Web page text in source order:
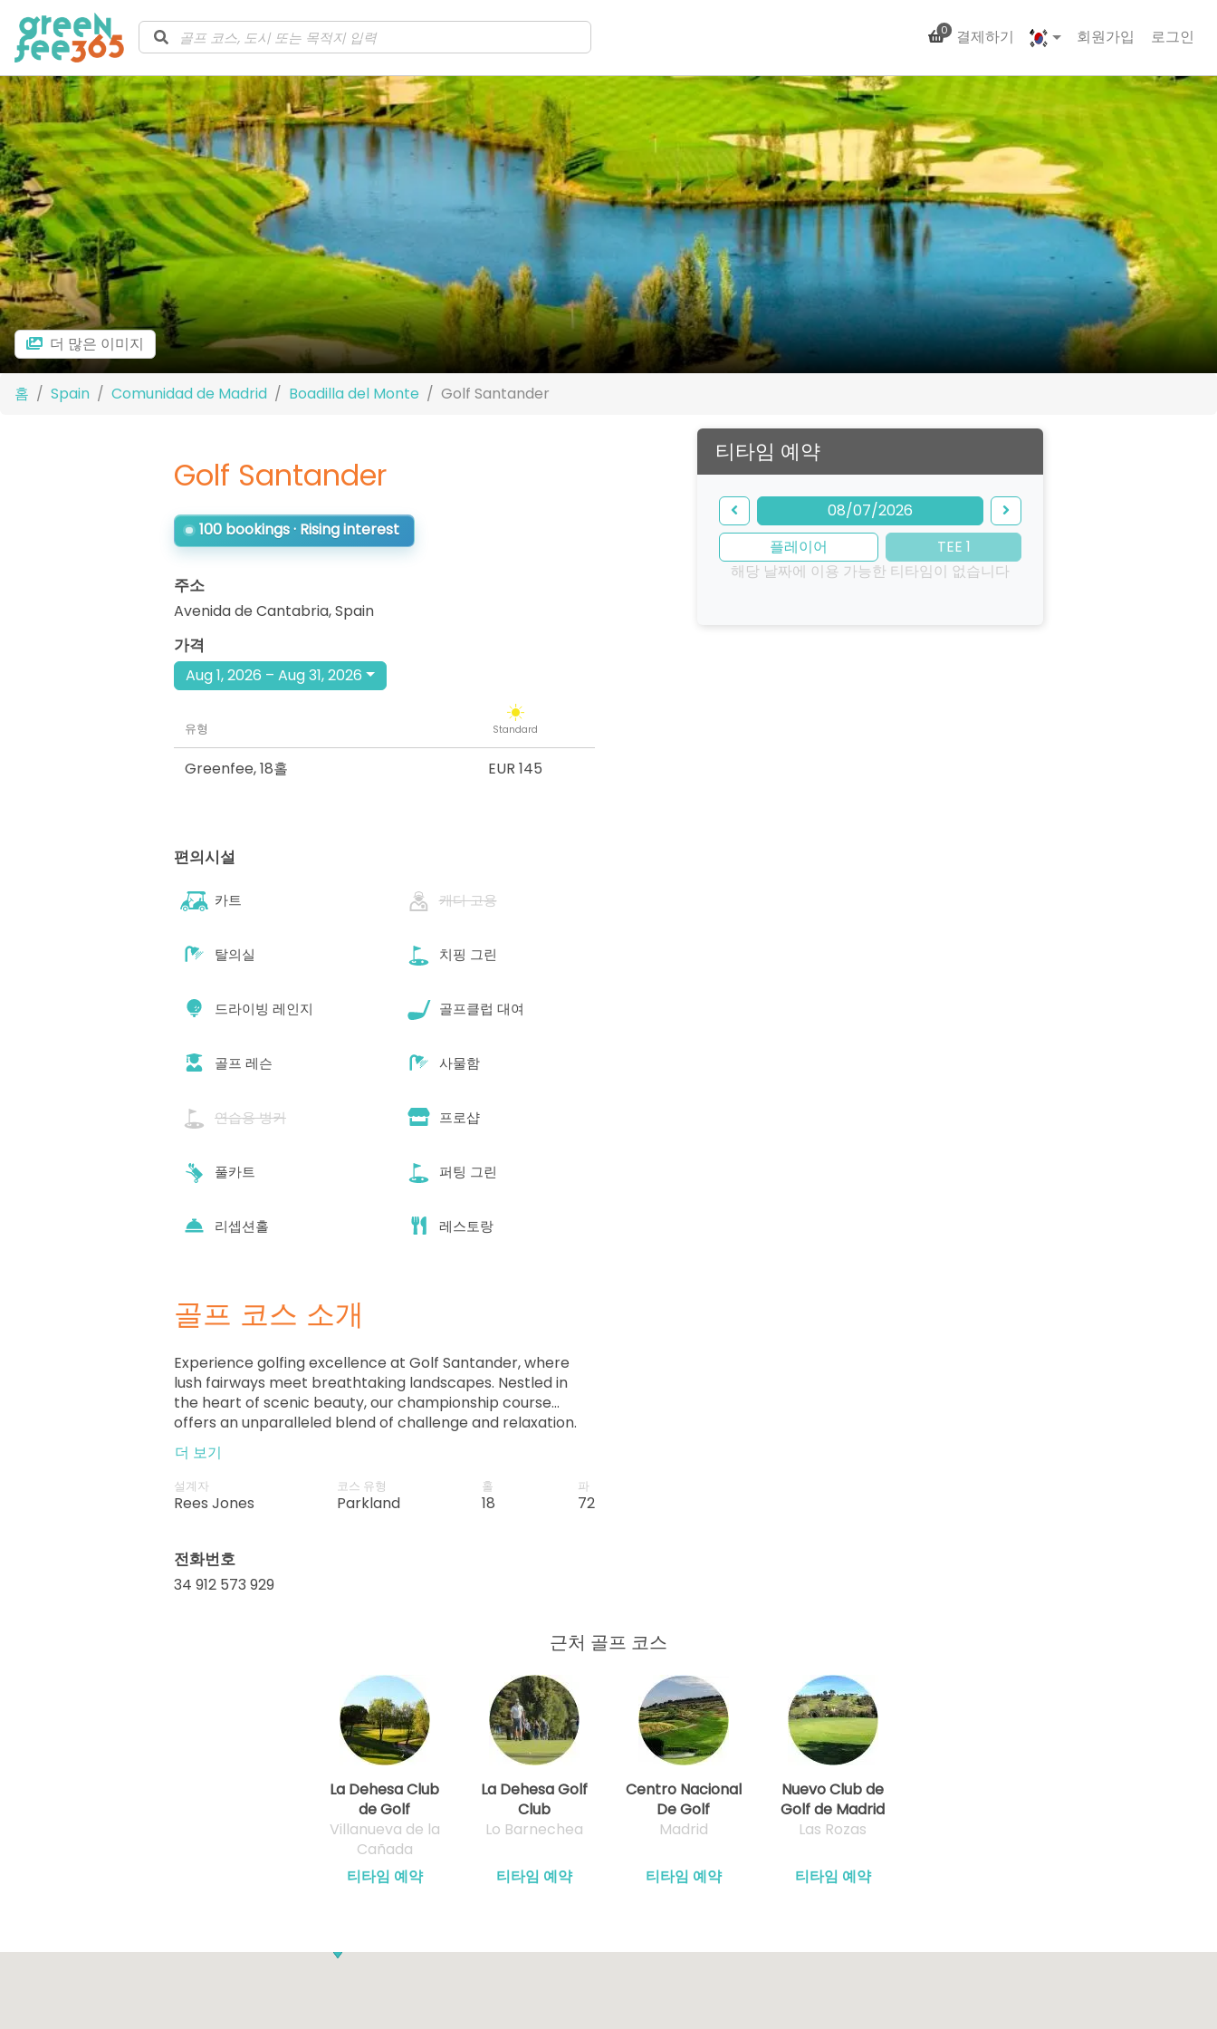
0 결제하기 회원가입 로그인
더 많은 이미지
홈 Spain Comunidad de Madrid Boadilla del Monte Golf Santander
Golf Santander
100 bookings · Rising interest
주소
Avenida de Cantabria,Spain
티타임 예약
08/07/2026
플레이어
TEE 1
해당 날짜에 이용 가능한 티타임이 없습니다
가격
Aug 1, 2026 – Aug 31, 2026
유형 Standard
Greenfee,18홀 EUR 145
편의시설
카트 캐디 고용
탈의실 치핑 그린
드라이빙 레인지 골프클럽 대여
골프 레슨 사물함
연습용 벙커 프로샵
풀카트 퍼팅 그린
리셉션홀 레스토랑
골프 코스 소개
Experience golfing excellence at Golf Santander, where
lush fairways meet breathtaking landscapes. Nestled in
the heart of scenic beauty, our championship course
offers an unparalleled blend of challenge and relaxation.
Designed by world-renowned architect, Rees Jones, each
hole presents a unique test for golfers of all levels.
Immerse yourself in the serenity of meticulously
manicured greens, surrounded by panoramic views of
golfing adventure. Discover the epitome of luxury and
leisure at Golf Santander – your premier destination for an
더 보기
설계자
Rees Jones
코스 유형
Parkland
홀
18
파
72
전화번호
34 912 573 929
근처 골프 코스
La Dehesa Club
de Golf
Villanueva de la
Cañada
티타임 예약
La Dehesa Golf
Club
Lo Barnechea
티타임 예약
Centro Nacional
De Golf
Madrid
티타임 예약
Nuevo Club de
Golf de Madrid
Las Rozas
티타임 예약